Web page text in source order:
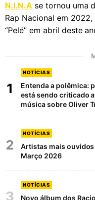
N.I.N.Ase tornou uma
Rap Nacional em
“Pelé” em abril deste
1
NOTÍCIAS
Entenda a polêmica:
está sendo criticado
música sobre Oliver
2
NOTÍCIAS
Artistas mais ouvidos
Março 2026
3
NOTÍCIAS
Novo álbum dos